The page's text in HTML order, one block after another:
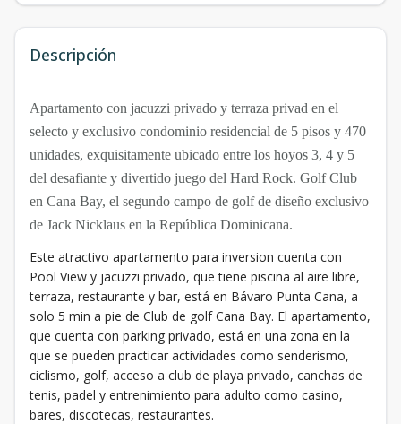
Descripción
Apartamento con jacuzzi privado y terraza privad en el
selecto y exclusivo condominio residencial de 5 pisos y 470
unidades, exquisitamente ubicado entre los hoyos 3, 4 y 5
del desafiante y divertido juego del Hard Rock. Golf Club
en Cana Bay, el segundo campo de golf de diseño exclusivo
de Jack Nicklaus en la República Dominicana.
Este atractivo apartamento para inversion cuenta con
Pool View y jacuzzi privado, que tiene piscina al aire libre,
terraza, restaurante y bar, está en Bávaro Punta Cana, a
solo 5 min a pie de Club de golf Cana Bay. El apartamento,
que cuenta con parking privado, está en una zona en la
que se pueden practicar actividades como senderismo,
ciclismo, golf, acceso a club de playa privado, canchas de
tenis, padel y entrenimiento para adulto como casino,
bares, discotecas, restaurantes.